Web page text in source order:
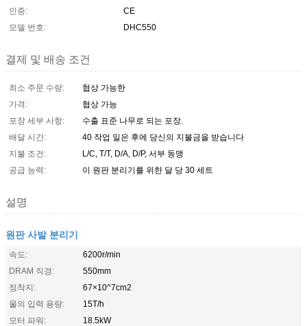
인증:
CE
모델 번호:
DHC550
결제 및 배송 조건
최소 주문 수량:
협상 가능한
가격:
협상 가능
포장 세부 사항:
수출 표준 나무로 되는 포장.
배달 시간:
40 작업 일은 후에 당신의 지불금을 받습니다
지불 조건:
L/C, T/T, D/A, D/P, 서부 동맹
공급 능력:
이 원판 분리기를 위한 달 당 30 세트
설명
원판 사발 분리기
속도:
6200r/min
DRAM 직경:
550mm
정착지:
67×10^7cm2
물의 입력 용량:
15T/h
모터 파워:
18.5kW